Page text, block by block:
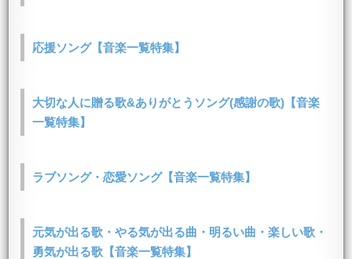
応援ソング【音楽一覧特集】
大切な人に贈る歌&ありがとうソング(感謝の歌)【音楽
一覧特集】
ラブソング・恋愛ソング【音楽一覧特集】
元気が出る歌・やる気が出る曲・明るい曲・楽しい歌・
勇気が出る歌【音楽一覧特集】